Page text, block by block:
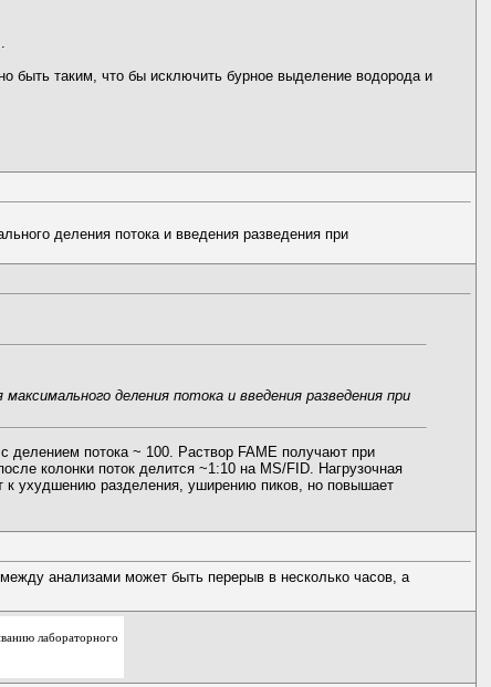
быть таким, что бы исключить бурное выделение водорода и
деления потока и введения разведения при
деления потока и введения разведения при
делением потока ~ 100. Раствор FAME получают при
колонки поток делится ~1:10 на MS/FID. Нагрузочная
к ухудшению разделения, уширению пиков, но повышает
анализами может быть перерыв в несколько часов, а
лабораторного